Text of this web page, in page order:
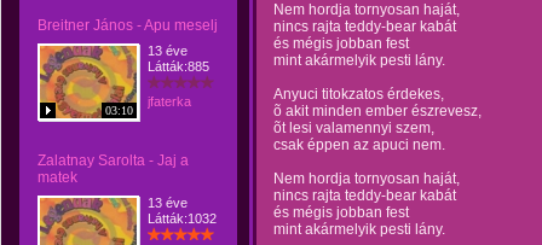
Breitner János - Apu meselj
03:10
13 éve
Látták:885
jfaterka
Zalatnay Sarolta - Jaj a
matek
13 éve
Látták:1032
Nem hordja tornyosan haját,
nincs rajta teddy-bear kabát
és mégis jobban fest
mint akármelyik pesti lány.
Anyuci titokzatos érdekes,
õ akit minden ember észrevesz,
õt lesi valamennyi szem,
csak éppen az apuci nem.
Nem hordja tornyosan haját,
nincs rajta teddy-bear kabát
és mégis jobban fest
mint akármelyik pesti lány.